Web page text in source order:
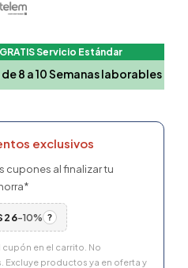
Servicio Estándar
8 a 10 Semanas laborables
exclusivos
cupones al finalizar tu
-10% ?
en el carrito. No
Excluye productos ya en oferta y